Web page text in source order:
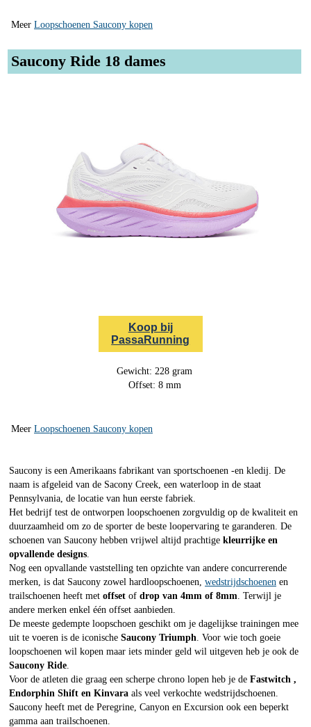
Meer Loopschoenen Saucony kopen
Saucony Ride 18 dames
Koop bij
PassaRunning
Gewicht: 228 gram
Offset: 8 mm
Meer Loopschoenen Saucony kopen
Saucony is een Amerikaans fabrikant van sportschoenen -en kledij. De
naam is afgeleid van de Sacony Creek, een waterloop in de staat
Pennsylvania, de locatie van hun eerste fabriek.
Het bedrijf test de ontworpen loopschoenen zorgvuldig op de kwaliteit en
duurzaamheid om zo de sporter de beste loopervaring te garanderen. De
schoenen van Saucony hebben vrijwel altijd prachtige kleurrijke en
opvallende designs
Nog een opvallande vaststelling ten opzichte van andere concurrerende
merken, is dat Saucony zowel hardloopschoenen, wedstrijdschoenen en
trailschoenen heeft met offset of drop van 4mm of 8mm . Terwijl je
andere merken enkel één offset aanbieden.
De meeste gedempte loopschoen geschikt om je dagelijkse trainingen mee
uit te voeren is de iconische Saucony Triumph . Voor wie toch goeie
loopschoenen wil kopen maar iets minder geld wil uitgeven heb je ook de
Saucony Ride
Voor de atleten die graag een scherpe chrono lopen heb je de Fastwitch ,
Endorphin Shift en Kinvara als veel verkochte wedstrijdschoenen.
Saucony heeft met de Peregrine, Canyon en Excursion ook een beperkt
gamma aan trailschoenen.